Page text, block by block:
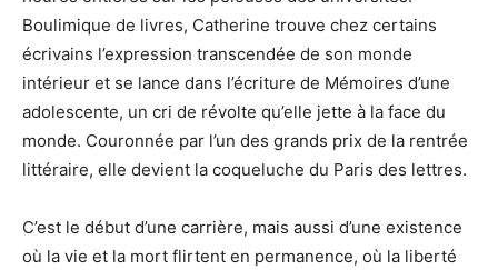
Boulimique de livres, Catherine trouve chez certains
écrivains l’expression transcendée de son monde
intérieur et se lance dans l’écriture de Mémoires d’une
adolescente, un cri de révolte qu’elle jette à la face du
monde. Couronnée par l’un des grands prix de la rentrée
littéraire, elle devient la coqueluche du Paris des lettres.
C’est le début d’une carrière, mais aussi d’une existence
où la vie et la mort flirtent en permanence, où la liberté